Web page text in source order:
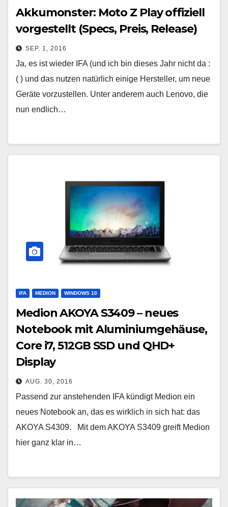
Akkumonster: Moto Z Play offiziell
vorgestellt (Specs, Preis, Release)
SEP. 1, 2016
Ja, es ist wieder IFA (und ich bin dieses Jahr nicht da :
( ) und das nutzen natürlich einige Hersteller, um neue
Geräte vorzustellen. Unter anderem auch Lenovo, die
nun endlich…
IFA MEDION WINDOWS 10
Medion AKOYA S3409 – neues
Notebook mit Aluminiumgehäuse,
Core i7, 512GB SSD und QHD+
Display
AUG. 30, 2016
Passend zur anstehenden IFA kündigt Medion ein
neues Notebook an, das es wirklich in sich hat: das
AKOYA S4309. Mit dem AKOYA S3409 greift Medion
hier ganz klar in…